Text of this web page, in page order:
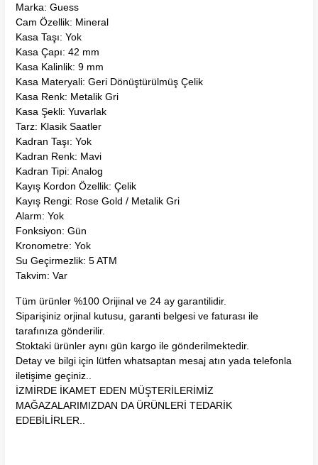
Marka: Guess
Cam Özellik: Mineral
Kasa Taşı: Yok
Kasa Çapı: 42 mm
Kasa Kalinlik: 9 mm
Kasa Materyali: Geri Dönüştürülmüş Çelik
Kasa Renk: Metalik Gri
Kasa Şekli: Yuvarlak
Tarz: Klasik Saatler
Kadran Taşı: Yok
Kadran Renk: Mavi
Kadran Tipi: Analog
Kayış Kordon Özellik: Çelik
Kayış Rengi: Rose Gold / Metalik Gri
Alarm: Yok
Fonksiyon: Gün
Kronometre: Yok
Su Geçirmezlik: 5 ATM
Takvim: Var
Tüm ürünler %100 Orijinal ve 24 ay garantilidir.
Siparişiniz orjinal kutusu, garanti belgesi ve faturası ile
tarafınıza gönderilir.
Stoktaki ürünler aynı gün kargo ile gönderilmektedir.
Detay ve bilgi için lütfen whatsaptan mesaj atın yada telefonla
iletişime geçiniz..
İZMİRDE İKAMET EDEN MÜŞTERİLERİMİZ
MAĞAZALARIMIZDAN DA ÜRÜNLERİ TEDARİK
EDEBİLİRLER..